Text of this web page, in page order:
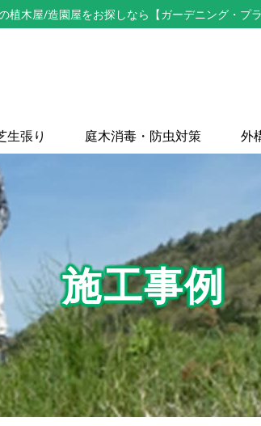
木屋/造園屋をお探しなら【ガーデニング・プ
生張り 庭木消毒・防虫対策 外
施工事例